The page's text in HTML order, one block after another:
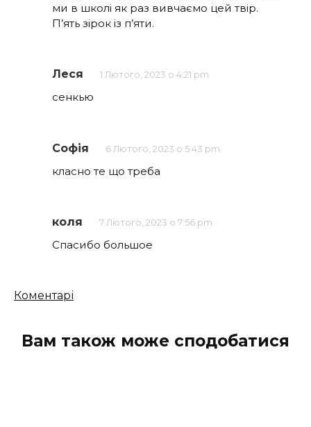
ми в школі як раз вивчаємо цей твір.
П’ять зірок із п’яти.
Леся 1 Лютого, 2023 о 4:21 pm
сенкью
Софія 6 Лютого, 2023 о 5:43 pm
класно те що треба
коля 7 Лютого, 2023 о 7:56 pm
Спасибо большое
Кількість
Коментарі
Вам також може сподобатися